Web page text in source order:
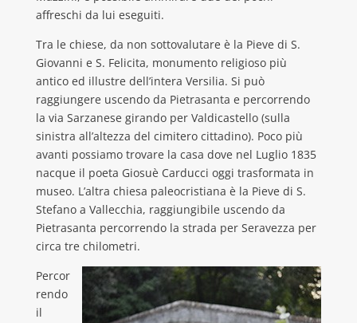
affreschi da lui eseguiti.
Tra le chiese, da non sottovalutare è la Pieve di S.
Giovanni e S. Felicita, monumento religioso più
antico ed illustre dell’intera Versilia. Si può
raggiungere uscendo da Pietrasanta e percorrendo
la via Sarzanese girando per Valdicastello (sulla
sinistra all’altezza del cimitero cittadino). Poco più
avanti possiamo trovare la casa dove nel Luglio 1835
nacque il poeta Giosuè Carducci oggi trasformata in
museo. L’altra chiesa paleocristiana è la Pieve di S.
Stefano a Vallecchia, raggiungibile uscendo da
Pietrasanta percorrendo la strada per Seravezza per
circa tre chilometri.
Percor
rendo
il